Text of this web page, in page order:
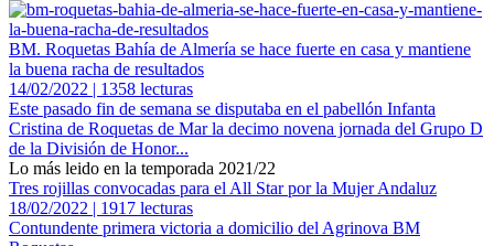
BM. Roquetas Bahía de Almería se hace fuerte en casa y mantiene
la buena racha de resultados
14/02/2022 | 1358 lecturas
Este pasado fin de semana se disputaba en el pabellón Infanta
Cristina de Roquetas de Mar la decimo novena jornada del Grupo D
de la División de Honor...
Lo más leido en la temporada 2021/22
Tres rojillas convocadas para el All Star por la Mujer Andaluz
18/02/2022 | 1917 lecturas
Contundente primera victoria a domicilio del Agrinova BM